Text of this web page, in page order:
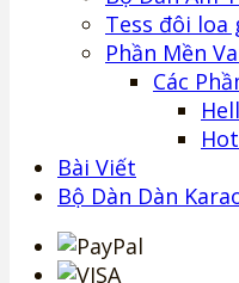
Tess đôi loa
Phần Mền
Các
Bài Viết
Bộ Dàn Dàn